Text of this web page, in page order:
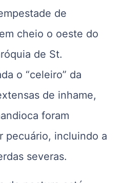
de
cheio o oeste do
de St.
o “celeiro” da
de inhame,
foram
pecuário, incluindo a
severas.